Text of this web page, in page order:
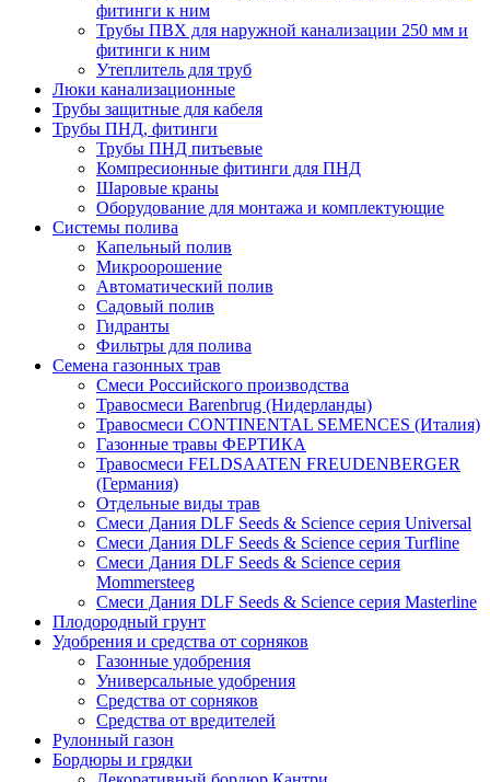
фитинги к ним
Трубы ПВХ для наружной канализации 250 мм и
фитинги к ним
Утеплитель для труб
Люки канализационные
Трубы защитные для кабеля
Трубы ПНД, фитинги
Трубы ПНД питьевые
Компресионные фитинги для ПНД
Шаровые краны
Оборудование для монтажа и комплектующие
Системы полива
Капельный полив
Микроорошение
Автоматический полив
Садовый полив
Гидранты
Фильтры для полива
Семена газонных трав
Смеси Российского производства
Травосмеси Barenbrug (Нидерланды)
Травосмеси CONTINENTAL SEMENCES (Италия)
Газонные травы ФЕРТИКА
Травосмеси FELDSAATEN FREUDENBERGER
(Германия)
Отдельные виды трав
Смеси Дания DLF Seeds & Sciеnce серия Universal
Смеси Дания DLF Seeds & Sciеnce серия Turfline
Смеси Дания DLF Seeds & Sciеnce серия
Mommersteeg
Смеси Дания DLF Seeds & Sciеnce серия Masterline
Плодородный грунт
Удобрения и средства от сорняков
Газонные удобрения
Универсальные удобрения
Средства от сорняков
Средства от вредителей
Рулонный газон
Бордюры и грядки